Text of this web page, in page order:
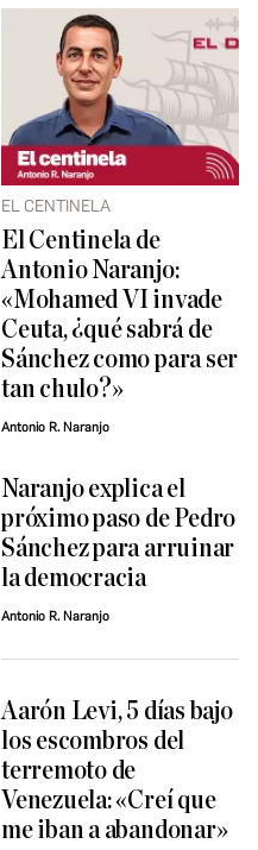
EL CENTINELA
El Centinela de
Antonio Naranjo:
«Mohamed VI invade
Ceuta, ¿qué sabrá de
Sánchez como para ser
tan chulo?»
Antonio R. Naranjo
Naranjo explica el
próximo paso de Pedro
Sánchez para arruinar
la democracia
Antonio R. Naranjo
Aarón Levi, 5 días bajo
los escombros del
terremoto de
Venezuela: «Creí que
me iban a abandonar»